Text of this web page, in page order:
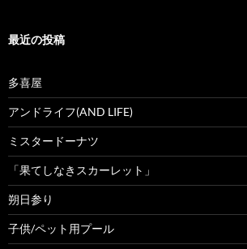
最近の投稿
多喜屋
アンドライフ(AND LIFE)
ミスタードーナツ
「果てしなきスカーレット」
朔日参り
子供/ペット用プール